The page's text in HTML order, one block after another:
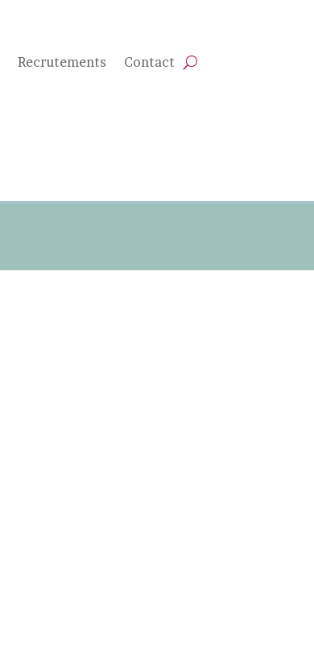
Recrutements Contact